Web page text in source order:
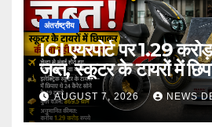
अंतर्राष्ट्रीय
IGI एयरपोर्ट पर 1.29
जब्त, स्कूटर के टायरों में
थी तस्करी
AUGUST 7, 2026 NEWS